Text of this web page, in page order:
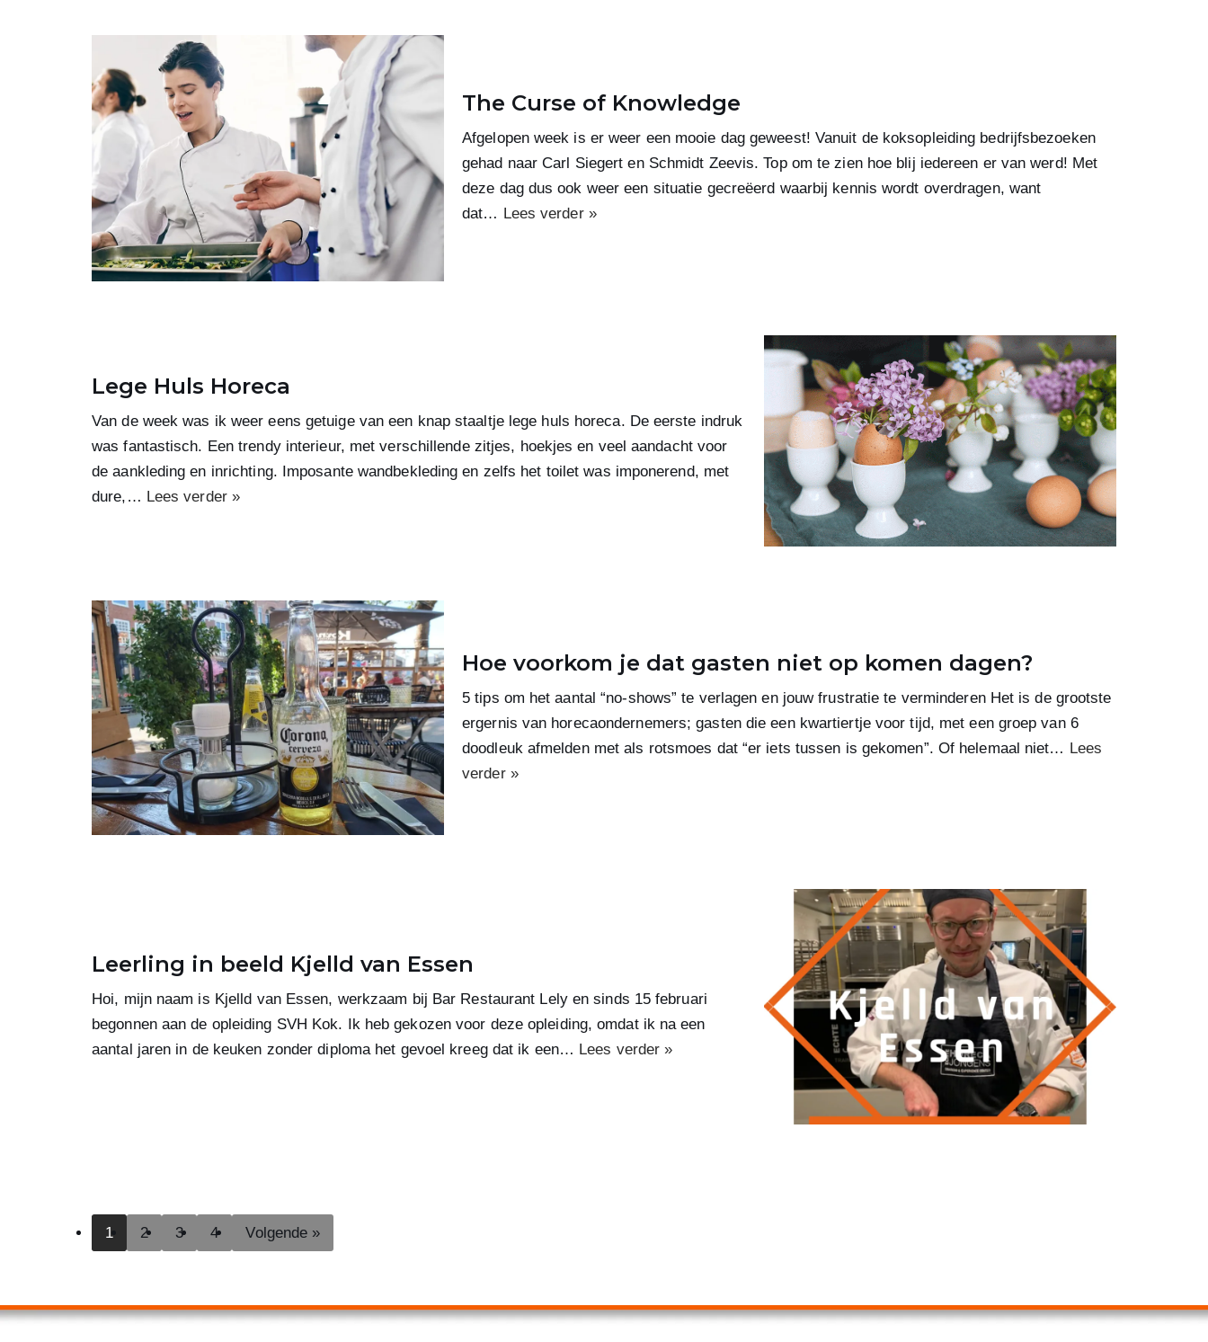
The Curse of Knowledge
Afgelopen week is er weer een mooie dag geweest! Vanuit de koksopleiding bedrijfsbezoeken
gehad naar Carl Siegert en Schmidt Zeevis. Top om te zien hoe blij iedereen er van werd! Met
deze dag dus ook weer een situatie gecreëerd waarbij kennis wordt overdragen, want
dat… Lees verder »
Lege Huls Horeca
Van de week was ik weer eens getuige van een knap staaltje lege huls horeca. De eerste indruk
was fantastisch. Een trendy interieur, met verschillende zitjes, hoekjes en veel aandacht voor
de aankleding en inrichting. Imposante wandbekleding en zelfs het toilet was imponerend, met
dure,… Lees verder »
Hoe voorkom je dat gasten niet op komen dagen?
5 tips om het aantal “no-shows” te verlagen en jouw frustratie te verminderen Het is de grootste
ergernis van horecaondernemers; gasten die een kwartiertje voor tijd, met een groep van 6
doodleuk afmelden met als rotsmoes dat “er iets tussen is gekomen”. Of helemaal niet… Lees
verder »
Leerling in beeld Kjelld van Essen
Hoi, mijn naam is Kjelld van Essen, werkzaam bij Bar Restaurant Lely en sinds 15 februari
begonnen aan de opleiding SVH Kok. Ik heb gekozen voor deze opleiding, omdat ik na een
aantal jaren in de keuken zonder diploma het gevoel kreeg dat ik een… Lees verder »
1 2 3 4 Volgende »